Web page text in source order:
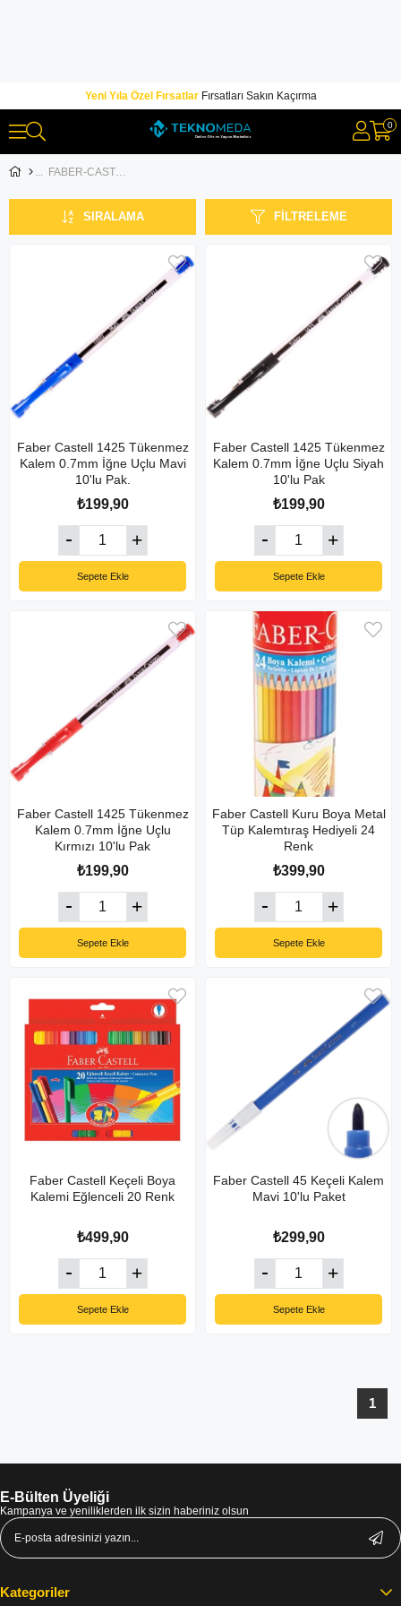
Yeni Yıla Özel FırsatlarFırsatları Sakın Kaçırma
0
FABER-CASTELL
FILTRELEME
SIRALAMA
Faber Castell 1425 Tükenmez
Kalem 0.7mm İğne Uçlu Mavi
10'lu Pak.
₺199,90
Sepete Ekle
Faber Castell 1425 Tükenmez
Kalem 0.7mm İğne Uçlu Siyah
10'lu Pak
₺199,90
Sepete Ekle
Faber Castell 1425 Tükenmez
Kalem 0.7mm İğne Uçlu
Kırmızı 10'lu Pak
₺199,90
Sepete Ekle
Faber Castell Kuru Boya Metal
Tüp Kalemtıraş Hediyeli 24
Renk
₺399,90
Sepete Ekle
Faber Castell Keçeli Boya
Kalemi Eğlenceli 20 Renk
₺499,90
Sepete Ekle
Faber Castell 45 Keçeli Kalem
Mavi 10'lu Paket
₺299,90
Sepete Ekle
1
E-Bülten Üyeliği
Kampanya ve yeniliklerden ilk sizin haberiniz olsun
Kategoriler